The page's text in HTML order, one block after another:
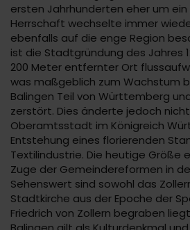
ersten Jahrhunderten eher um ein
Herrschaft wechselte immer
ebenfalls auf die enge Region
ist die Stadtgründung des Jahres
200 Meter entfernter Ort
was maßgeblich zum Wachstum
Balingen Teil von Württemberg
zerstört. Dies änderte jedoch
Oberamtsstadt im Königreich
Entstehung eines florierenden
Textilindustrie. Die heutige Größe
Zuge der Gemeindereformen in
Sehenswert sind sowohl das
Stadtkirche aus der Epoche der
Friedrich von Zollern begraben